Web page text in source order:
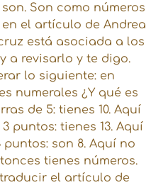
Son como números
el artículo de Andrea
está asociada a los
a revisarlo y te digo.
lo siguiente: en
numerales ¿Y qué es
de 5: tienes 10. Aquí
puntos: tienes 13. Aquí
son 8. Aquí no
tienes números.
el artículo de